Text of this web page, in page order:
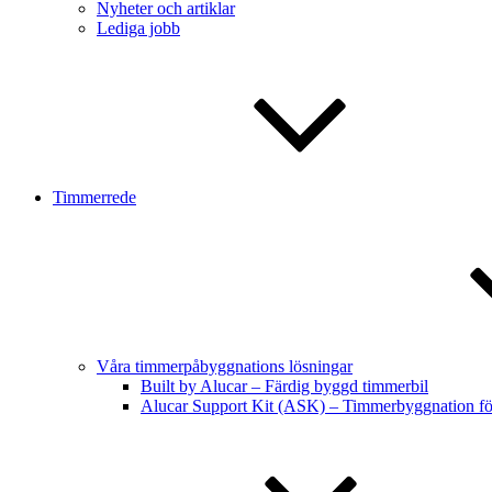
Nyheter och artiklar
Lediga jobb
Timmerrede
Våra timmerpåbyggnations lösningar
Built by Alucar – Färdig byggd timmerbil
Alucar Support Kit (ASK) – Timmerbyggnation